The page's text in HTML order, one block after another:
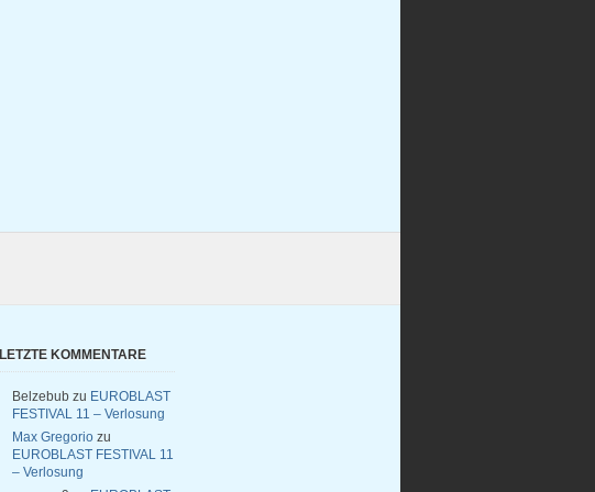
LETZTE KOMMENTARE
Belzebub zu EUROBLAST
FESTIVAL 11 – Verlosung
Max Gregorio zu
EUROBLAST FESTIVAL 11
– Verlosung